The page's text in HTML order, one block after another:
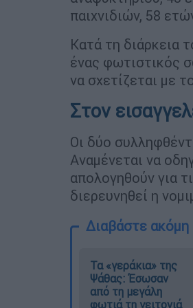
παιχνιδιών, 58
Κατά τη διάρκεια
ένας φωτιστικός
να σχετίζεται με
Στον
Οι δύο
Αναμένεται να
απολογηθούν για
διερευνηθεί η
Διαβάστε ακόμη
Τα «γεράκια» της
Ψάθας: Έσωσαν
από τη μεγάλη
φωτιά τη γειτονιά